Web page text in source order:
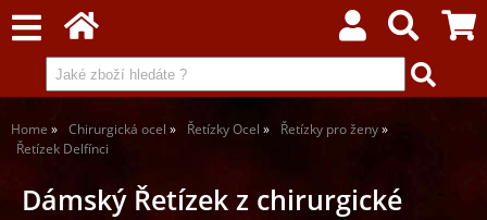
Home Chirurgická ocel Řetízky Ocel
Řetízky pro ženy
Řetízek Delfínci
Dámský Řetízek z chirurgické